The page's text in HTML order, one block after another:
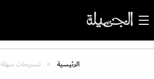
الرئيسية تسريحات سهلة